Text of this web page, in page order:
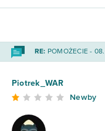
RE: POMOŻECIE -
Piotrek_WAR
Newby